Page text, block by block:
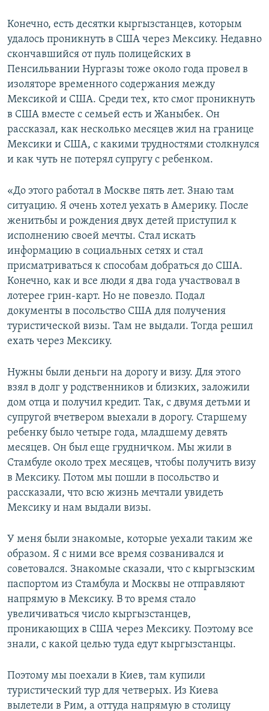
Конечно, есть десятки кыргызстанцев, которым
удалось проникнуть в США через Мексику. Недавно
скончавшийся от пуль полицейских в
Пенсильвании Нургазы тоже около года провел в
изоляторе временного содержания между
Мексикой и США. Среди тех, кто смог проникнуть
в США вместе с семьей есть и Жаныбек. Он
рассказал, как несколько месяцев жил на границе
Мексики и США, с какими трудностями столкнулся
и как чуть не потерял супругу с ребенком.
«До этого работал в Москве пять лет. Знаю там
ситуацию. Я очень хотел уехать в Америку. После
женитьбы и рождения двух детей приступил к
исполнению своей мечты. Стал искать
информацию в социальных сетях и стал
присматриваться к способам добраться до США.
Конечно, как и все люди я два года участвовал в
лотерее грин-карт. Но не повезло. Подал
документы в посольство США для получения
туристической визы. Там не выдали. Тогда решил
ехать через Мексику.
Нужны были деньги на дорогу и визу. Для этого
взял в долг у родственников и близких, заложили
дом отца и получил кредит. Так, с двумя детьми и
супругой вчетвером выехали в дорогу. Старшему
ребенку было четыре года, младшему девять
месяцев. Он был еще грудничком. Мы жили в
Стамбуле около трех месяцев, чтобы получить визу
в Мексику. Потом мы пошли в посольство и
рассказали, что всю жизнь мечтали увидеть
Мексику и нам выдали визы.
У меня были знакомые, которые уехали таким же
образом. Я с ними все время созванивался и
советовался. Знакомые сказали, что с кыргызским
паспортом из Стамбула и Москвы не отправляют
напрямую в Мексику. В то время стало
увеличиваться число кыргызстанцев,
проникающих в США через Мексику. Поэтому все
знали, с какой целью туда едут кыргызстанцы.
Поэтому мы поехали в Киев, там купили
туристический тур для четверых. Из Киева
вылетели в Рим, а оттуда напрямую в столицу